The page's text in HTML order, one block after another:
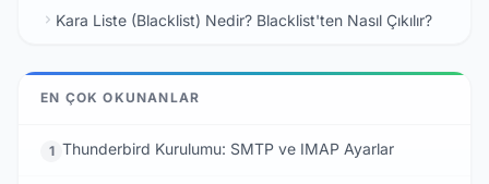
Kara Liste (Blacklist) Nedir? Blacklist'ten Nasıl Çıkılır?
EN ÇOK OKUNANLAR
1 Thunderbird Kurulumu: SMTP ve IMAP Ayarlar